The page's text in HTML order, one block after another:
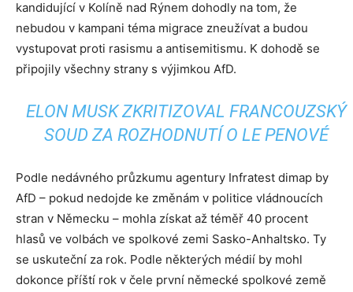
kandidující v Kolíně nad Rýnem dohodly na tom, že
nebudou v kampani téma migrace zneužívat a budou
vystupovat proti rasismu a antisemitismu. K dohodě se
připojily všechny strany s výjimkou AfD.
ELON MUSK ZKRITIZOVAL FRANCOUZSKÝ
SOUD ZA ROZHODNUTÍ O LE PENOVÉ
Podle nedávného průzkumu agentury Infratest dimap by
AfD – pokud nedojde ke změnám v politice vládnoucích
stran v Německu – mohla získat až téměř 40 procent
hlasů ve volbách ve spolkové zemi Sasko-Anhaltsko. Ty
se uskuteční za rok. Podle některých médií by mohl
dokonce příští rok v čele první německé spolkové země